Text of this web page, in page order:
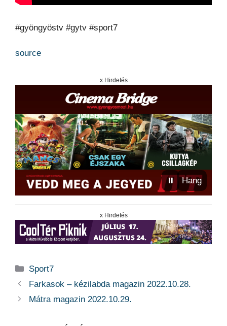
#gyöngyöstv #gytv #sport7
source
x Hirdetés
⏸ Hang
x Hirdetés
Kategória
Sport7
Farkasok – kézilabda magazin 2022.10.28.
Mátra magazin 2022.10.29.